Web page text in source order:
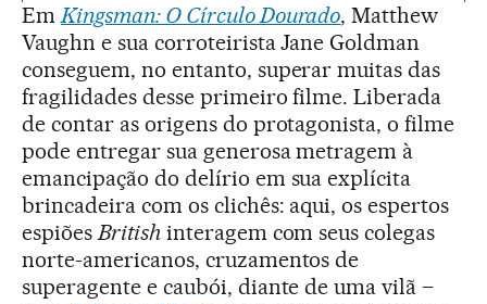
Em Kingsman: O Círculo Dourado, Matthew
Vaughn e sua corroteirista Jane Goldman
conseguem, no entanto, superar muitas das
fragilidades desse primeiro filme. Liberada
de contar as origens do protagonista, o filme
pode entregar sua generosa metragem à
emancipação do delírio em sua explícita
brincadeira com os clichês: aqui, os espertos
espiões Britishinteragem com seus colegas
norte-americanos, cruzamentos de
superagente e caubói, diante de uma vilã –